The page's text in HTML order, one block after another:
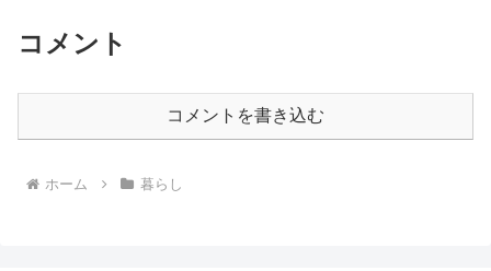
コメント
コメントを書き込む
ホーム 暮らし